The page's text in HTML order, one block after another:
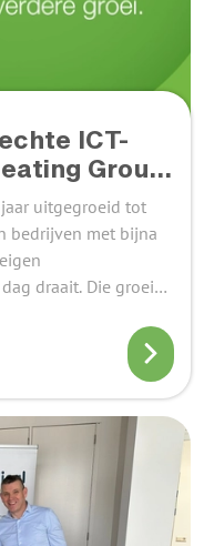
ICT-
Group
ICT
uitgegroeid tot
bedrijven met bijna
draait. Die groei